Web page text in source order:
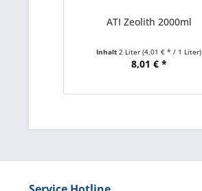
ATI Zeolith 2000ml
Inhalt2 Liter(4,01 € * / 1 Liter)
8,01 € *